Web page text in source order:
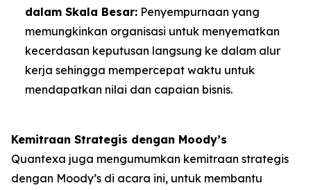
dalam Skala Besar: Penyempurnaan yang
memungkinkan organisasi untuk menyematkan
kecerdasan keputusan langsung ke dalam alur
kerja sehingga mempercepat waktu untuk
mendapatkan nilai dan capaian bisnis.
Kemitraan Strategis dengan Moody’s
Quantexa juga mengumumkan kemitraan strategis
dengan Moody’s di acara ini, untuk membantu